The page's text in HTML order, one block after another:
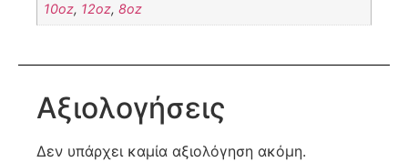
10oz, 12oz,8oz
Αξιολογήσεις
Δεν υπάρχει καμία αξιολόγηση ακόμη.